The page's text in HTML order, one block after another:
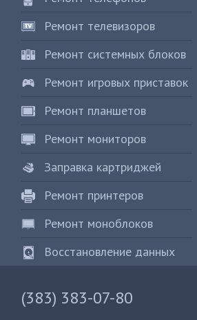
Ремонт телевизоров
Ремонт системных блоков
Ремонт игровых приставок
Ремонт планшетов
Ремонт мониторов
Заправка картриджей
Ремонт принтеров
Ремонт моноблоков
Восстановление данных
(383) 383-07-80